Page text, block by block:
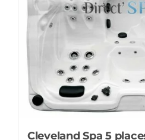
Cleveland Spa 5